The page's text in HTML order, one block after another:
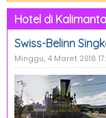
Hotel di
Swiss-Belinn
Minggu, 4 Maret 2018